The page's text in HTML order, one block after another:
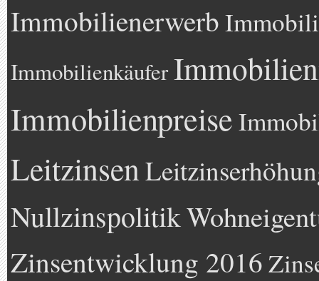
Immobilienerwerb
Immobilienkäufer
Immobilienpreise
Leitzinsen
Nullzinspolitik
Zinsentwicklung 2016